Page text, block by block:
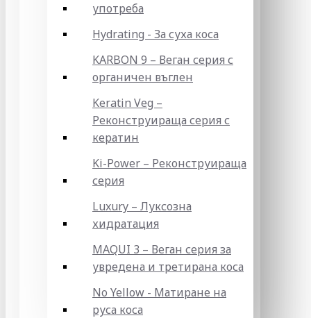
употреба
Hydrating - За суха коса
KARBON 9 – Веган серия с
органичен въглен
Keratin Veg –
Реконструираща серия с
кератин
Ki-Power – Реконструираща
серия
Luxury – Луксозна
хидратация
MAQUI 3 – Веган серия за
увредена и третирана коса
No Yellow - Матиране на
руса коса